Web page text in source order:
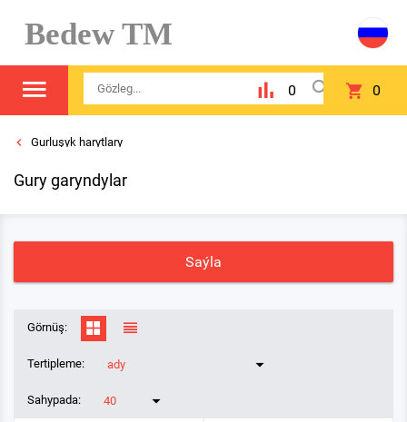
Bedew TM
0 0
Gurluşyk harytlary
Gury garyndylar
Saýla
Görnüş:
Tertipleme: ady
Sahypada: 40